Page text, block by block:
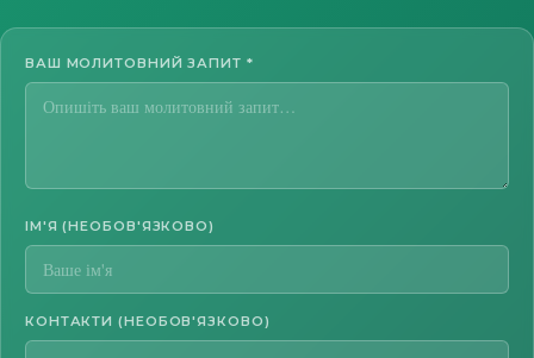
ВАШ МОЛИТОВНИЙ ЗАПИТ *
ІМ'Я (НЕОБОВ'ЯЗКОВО)
КОНТАКТИ (НЕОБОВ'ЯЗКОВО)